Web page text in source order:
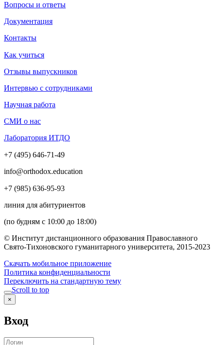
Вопросы и ответы
Документация
Контакты
Как учиться
Отзывы выпускников
Интервью с сотрудниками
Научная работа
СМИ о нас
Лаборатория ИТДО
+7 (495) 646-71-49
info@orthodox.education
+7 (985) 636-95-93
линия для абитуриентов
(по будням с 10:00 до 18:00)
© Институт дистанционного образования Православного
Свято-Тихоновского гуманитарного университета, 2015-2023
Скачать мобильное приложение
Политика конфиденциальности
Переключить на стандартную тему
Scroll to top
×
Вход